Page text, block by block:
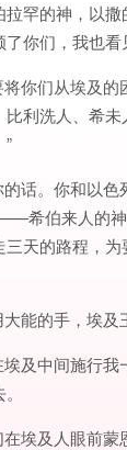
罕的神，以
你们，我也看
你们从埃及
利洗人、希未
话。你和以色
希伯来人的
天的路程，
能的手，埃及
及中间施行我
埃及人眼前蒙